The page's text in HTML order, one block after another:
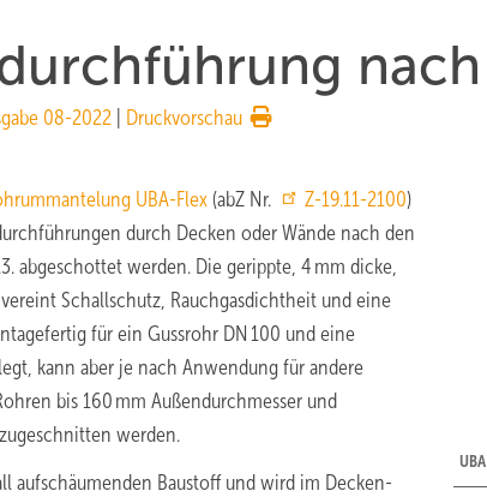
nach
08-2022 Druckvorschau
UBA-Flex (abZ Nr. Z-19.11-2100)
durch Decken oder Wände nach den
abgeschottet werden. Die gerippte, 4 mm dicke,
Schallschutz, Rauchgasdichtheit und eine
für ein Gussrohr DN 100 und eine
kann aber je nach Anwendung für andere
bis 160 mm Außendurchmesser und
werden.
aufschäumenden Baustoff und wird im Decken-